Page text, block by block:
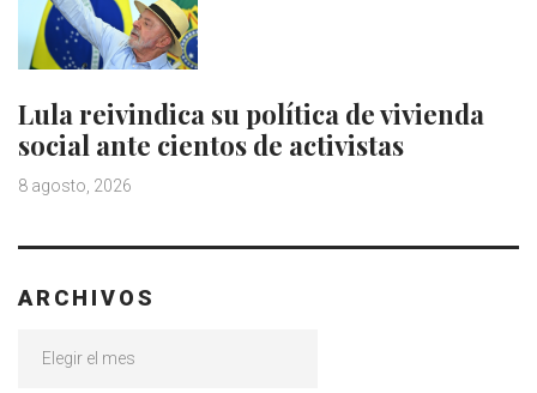
Lula reivindica su política de vivienda
social ante cientos de activistas
8 agosto, 2026
ARCHIVOS